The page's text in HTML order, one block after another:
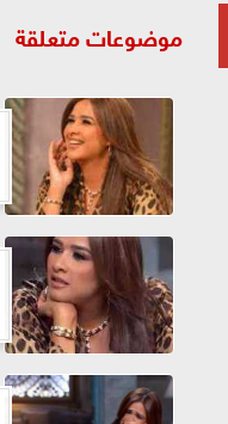
موضوعات متعلقة